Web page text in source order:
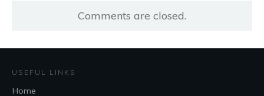
Comments are closed.
USEFUL LINKS
Home